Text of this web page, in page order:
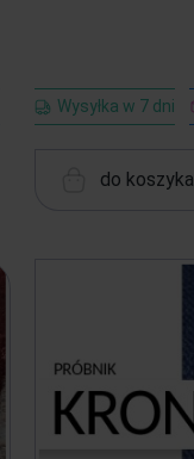
Wysyłka w 7 dni
do koszyka